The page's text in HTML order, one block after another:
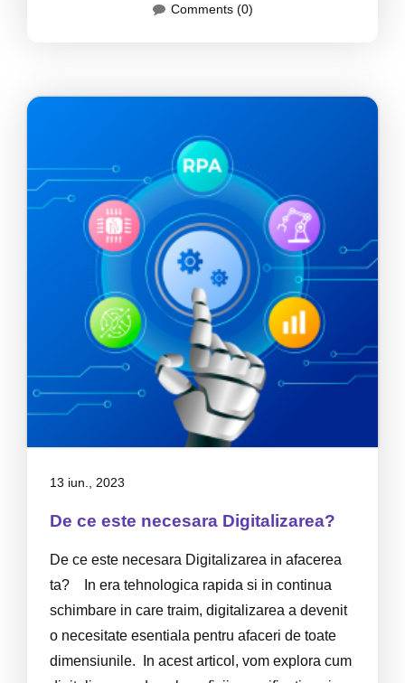
Comments (0)
13 iun., 2023
De ce este necesara Digitalizarea?
De ce este necesara Digitalizarea in afacerea
ta? In era tehnologica rapida si in continua
schimbare in care traim, digitalizarea a devenit
o necesitate esentiala pentru afaceri de toate
dimensiunile. In acest articol, vom explora cum